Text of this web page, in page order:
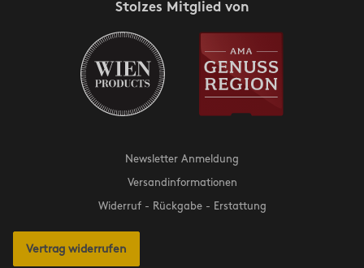
Stolzes Mitglied von
Newsletter Anmeldung
Versandinformationen
Widerruf - Rückgabe - Erstattung
Vertrag widerrufen